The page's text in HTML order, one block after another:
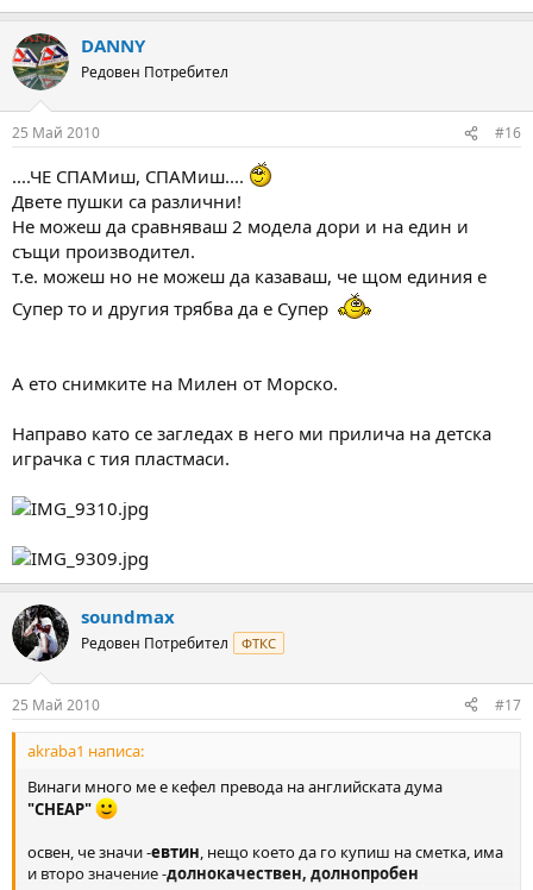
DANNY
Редовен Потребител
25 Май 2010 #16
....ЧЕ СПАМиш, СПАМиш....
Двете пушки са различни!
Не можеш да сравняваш 2 модела дори и на един и
същи производител.
т.е. можеш но не можеш да казаваш, че щом единия е
Супер то и другия трябва да е Супер
А ето снимките на Милен от Морско.
Направо като се загледах в него ми прилича на детска
играчка с тия пластмаси.
soundmax
Редовен Потребител ФТКС
25 Май 2010 #17
akraba1 написа:
Винаги много ме е кефел превода на английската дума
"CHEAP"
освен, че значи -евтин, нещо което да го купиш на сметка, има
и второ значение -долнокачествен, долнопробен